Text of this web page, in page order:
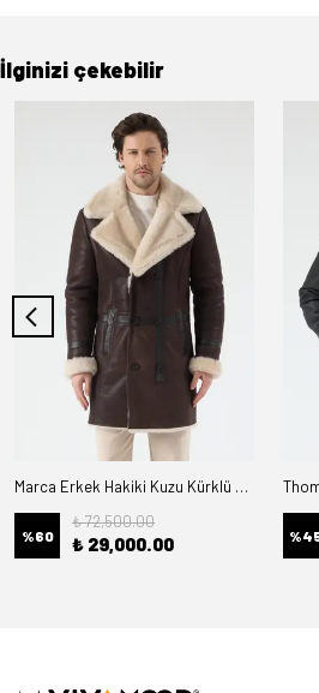
İlginizi çekebilir
Marca Erkek Hakiki Kuzu Kürklü Deri Kaban
%60
₺ 72,500.00
₺ 29,000.00 %